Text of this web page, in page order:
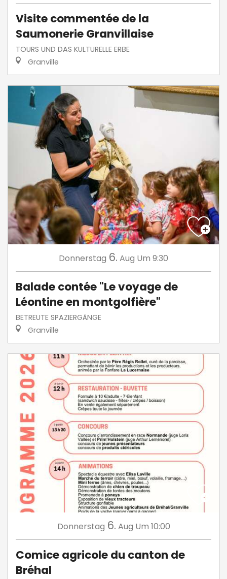
Visite commentée de la
Saumonerie Granvillaise
TOURS UND DAS KULTURELLE ERBE
Granville
Donnerstag 6. Aug Um 9:30
Balade contée "Le voyage de
Léontine en montgolfière"
BETREUTE SPAZIERGÄNGE
Granville
Donnerstag 6. Aug Um 10:00
Comice agricole du canton de
Bréhal